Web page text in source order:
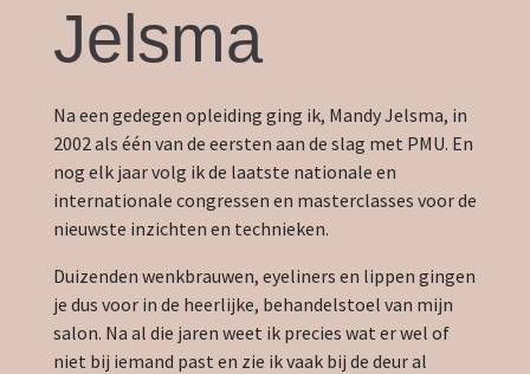
Jelsma
Na een gedegen opleiding ging ik, Mandy Jelsma, in
2002 als één van de eersten aan de slag met PMU. En
nog elk jaar volg ik de laatste nationale en
internationale congressen en masterclasses voor de
nieuwste inzichten en technieken.
Duizenden wenkbrauwen, eyeliners en lippen gingen
je dus voor in de heerlijke, behandelstoel van mijn
salon. Na al die jaren weet ik precies wat er wel of
niet bij iemand past en zie ik vaak bij de deur al